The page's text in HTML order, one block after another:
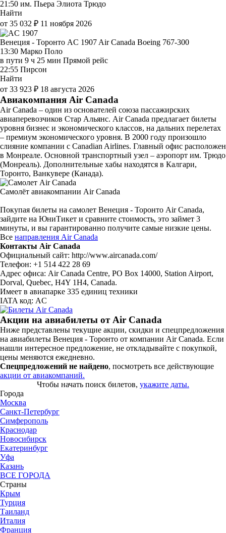
21:50 им. Пьера Элиота Трюдо
Найти
от 35 032 ₽ 11 ноября 2026
Венеция - Торонто AC 1907 Air Canada Boeing 767-300
13:30 Марко Поло
в пути 9 ч 25 мин Прямой рейс
22:55 Пирсон
Найти
от 33 923 ₽ 18 августа 2026
Авиакомпания Air Canada
Air Canada – один из основателей союза пассажирских
авиаперевозчиков Стар Альянс. Air Canada предлагает билеты
уровня бизнес и экономического классов, на дальних перелетах
– премиум экономического уровня. В 2000 году произошло
слияние компании с Canadian Airlines. Главный офис расположен
в Монреале. Основной транспортный узел – аэропорт им. Трюдо
(Монреаль). Дополнительные хабы находятся в Калгари,
Торонто, Ванкувере (Канада).
Самолёт авиакомпании Air Canada
Покупая билеты на самолет Венеция - Торонто Air Canada,
зайдите на ЮниТикет и сравните стоимость, это займет 3
минуты, и вы гарантированно получите самые низкие цены.
Все направления Air Canada
Контакты Air Canada
Официальный сайт: http://www.aircanada.com/
Телефон: +1 514 422 28 69
Адрес офиса: Air Canada Centre, PO Box 14000, Station Airport,
Dorval, Quebec, H4Y 1H4, Canada.
Имеет в авиапарке 335 единиц техники
IATA код: AC
Акции на авиабилеты от Air Canada
Ниже представлены текущие акции, скидки и спецпредложения
на авиабилеты Венеция - Торонто от компании Air Canada. Если
нашли интересное предложение, не откладывайте с покупкой,
цены меняются ежедневно.
Спецпредложений не найдено, посмотреть все действующие
акции от авиакомпаний.
Чтобы начать поиск билетов, укажите даты.
Города
Москва
Санкт-Петербург
Симферополь
Краснодар
Новосибирск
Екатеринбург
Уфа
Казань
ВСЕ ГОРОДА
Страны
Крым
Турция
Таиланд
Италия
Франция